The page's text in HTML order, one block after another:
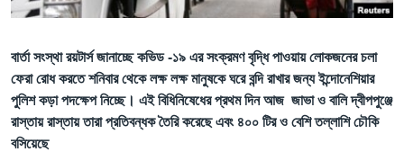
FOLLOW US
বার্তা সংস্থা রয়টার্স জানাচ্ছে কভিড -১৯ এর সংক্রমণ বৃদ্ধি পাওয়ায় লোকজনের চলা
ফেরা রোধ করতে শনিবার থেকে লক্ষ লক্ষ মানুষকে ঘরে বন্দি রাখার জন্য ইন্দোনেশিয়ার
পুলিশ কড়া পদক্ষেপ নিচ্ছে। এই বিধিনিষেধের প্রথম দিন আজ জাভা ও বালি দ্বীপপুঞ্জে
রাস্তায় রাস্তায় তারা প্রতিবন্ধক তৈরি করেছে এবং ৪০০ টির ও বেশি তল্লাশি চৌকি
বসিয়েছে